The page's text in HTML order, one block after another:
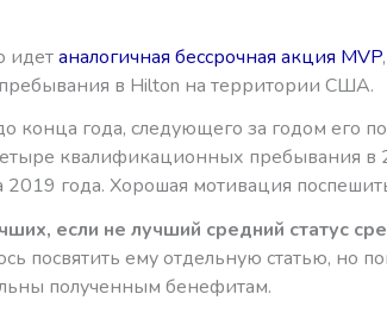
идетаналогичная бессрочная акция MVP
в Hilton на территории США.
конца года, следующего за годом его
квалификационных пребывания в
2019 года. Хорошая мотивация
если не лучший средний статус
посвятить ему отдельную статью, но
полученным бенефитам.